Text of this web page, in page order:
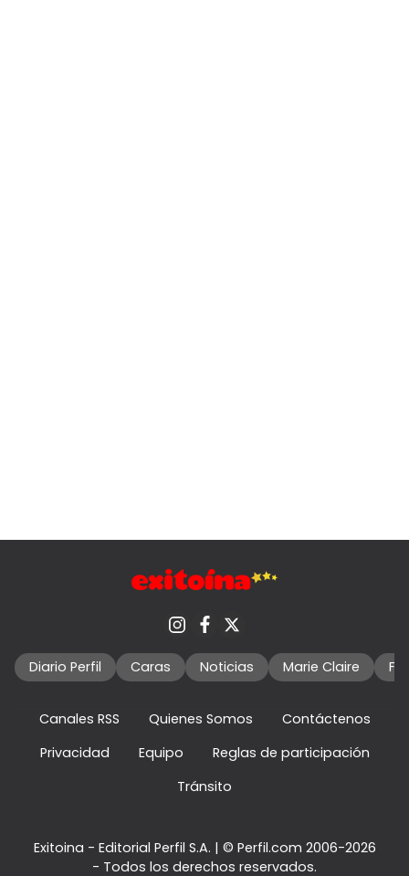
Diario Perfil Caras Noticias Marie Claire
Canales RSS Quienes Somos
Contáctenos
Privacidad
Equipo
Reglas de participación
Tránsito
Exitoina - Editorial Perfil S.A. | © Perfil.com 2006-2026
- Todos los derechos reservados.